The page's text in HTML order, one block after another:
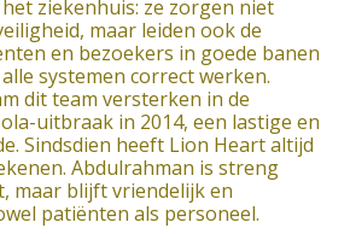
ziekenhuis: ze zorgen niet
maar leiden ook de
en bezoekers in goede banen
systemen correct werken.
dit team versterken in de
uitbraak in 2014, een lastige en
Sindsdien heeft Lion Heart altijd
Abdulrahman is streng
maar blijft vriendelijk en
patiënten als personeel.